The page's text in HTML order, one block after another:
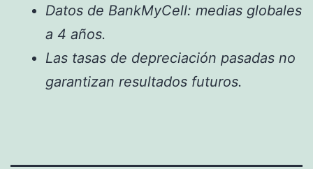
Datos de BankMyCell: medias globales
a 4 años.
Las tasas de depreciación pasadas no
garantizan resultados futuros.